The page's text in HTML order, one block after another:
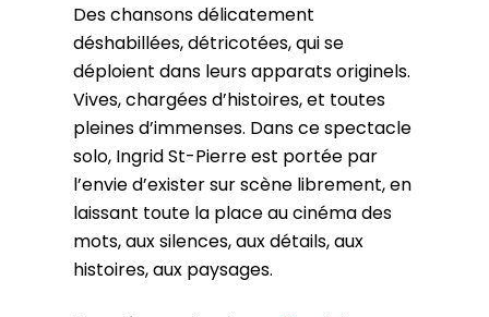
Des chansons délicatement
déshabillées, détricotées, qui se
déploient dans leurs apparats originels.
Vives, chargées d’histoires, et toutes
pleines d’immenses. Dans ce spectacle
solo, Ingrid St-Pierre est portée par
l’envie d’exister sur scène librement, en
laissant toute la place au cinéma des
mots, aux silences, aux détails, aux
histoires, aux paysages.